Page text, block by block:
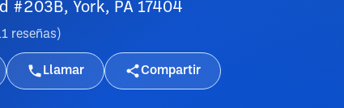
#203B, York, PA 17404
reseñas )
Llamar Compartir